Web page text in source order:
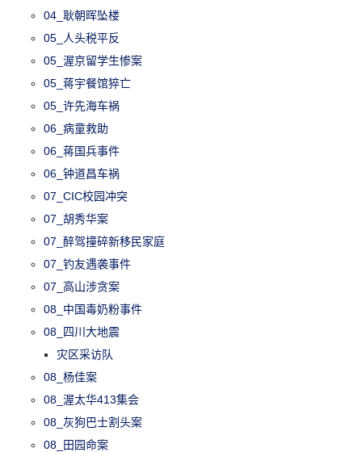
04_耿朝晖坠楼
05_人头税平反
05_渥京留学生惨案
05_蒋宇餐馆猝亡
05_许先海车祸
06_病童救助
06_蒋国兵事件
06_钟道昌车祸
07_CIC校园冲突
07_胡秀华案
07_醉驾撞碎新移民家庭
07_钓友遇袭事件
07_高山涉贪案
08_中国毒奶粉事件
08_四川大地震
灾区采访队
08_杨佳案
08_渥太华413集会
08_灰狗巴士割头案
08_田园命案